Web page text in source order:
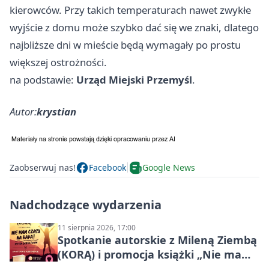
kierowców. Przy takich temperaturach nawet zwykłe
wyjście z domu może szybko dać się we znaki, dlatego
najbliższe dni w mieście będą wymagały po prostu
większej ostrożności.
na podstawie: Urząd Miejski Przemyśl.
Autor:krystian
Zaobserwuj nas! Facebook Google News
Nadchodzące wydarzenia
11 sierpnia 2026, 17:00
Spotkanie autorskie z Mileną Ziembą
(KORĄ) i promocja książki „Nie mam